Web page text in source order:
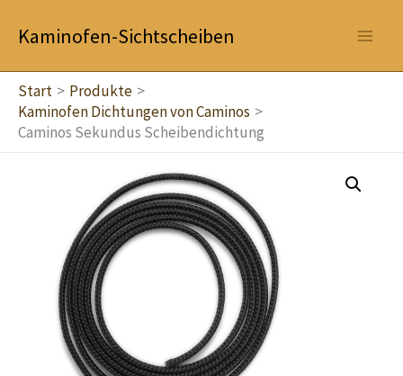
InhaltKaminofen-Sichtscheiben
Start
Produkte
Kaminofen Dichtungen von Caminos
Caminos Sekundus Scheibendichtung